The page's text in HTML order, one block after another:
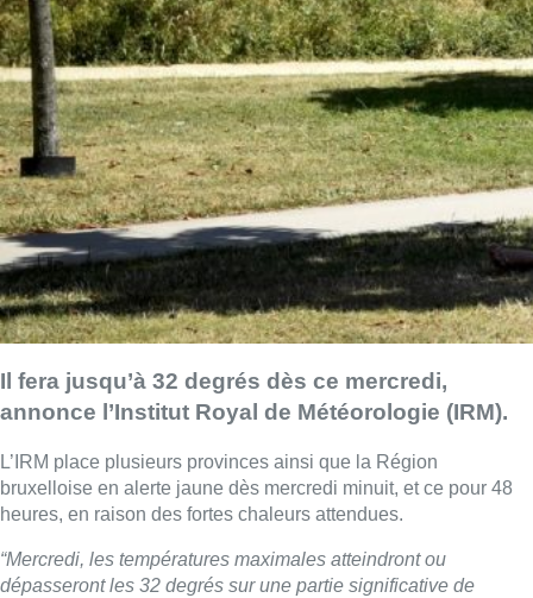
Il fera jusqu’à 32 degrés dès ce mercredi,
annonce l’Institut Royal de Météorologie (IRM).
L’IRM place plusieurs provinces ainsi que la Région
bruxelloise en alerte jaune dès mercredi minuit, et ce pour 48
heures, en raison des fortes chaleurs attendues.
“Mercredi, les températures maximales atteindront ou
dépasseront les 32 degrés sur une partie significative de